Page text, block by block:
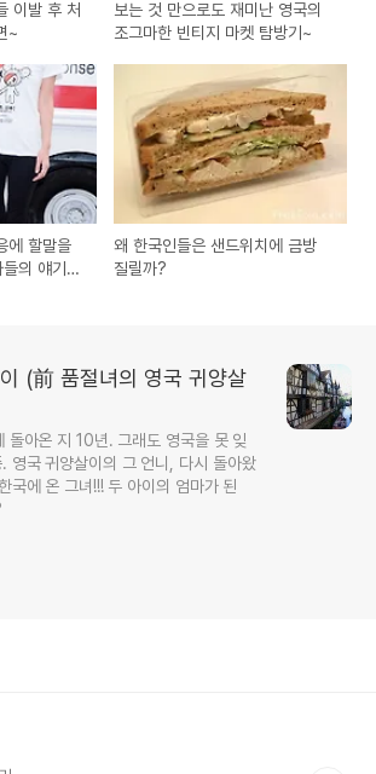
이발 후 처
~
보는 것 만으로도 재미난 영국의
조그마한 빈티지 마켓 탐방기~
에 할말을
의 얘기를
왜 한국인들은 샌드위치에 금방
질릴까?
(前 품절녀의 영국 귀양살
돌아온 지 10년. 그래도 영국을 못 잊
영국 귀양살이의 그 언니, 다시 돌아왔
국에 온 그녀!!! 두 아이의 엄마가 된